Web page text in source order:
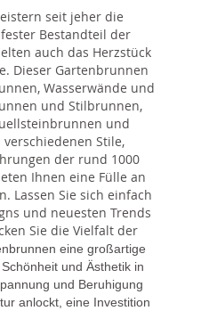
seit jeher die
Bestandteil der
auch das Herzstück
Dieser Gartenbrunnen
Wasserwände und
und Stilbrunnen,
und
Stile,
der rund 1000
Ihnen eine Fülle an
Lassen Sie sich einfach
und neuesten Trends
Sie die Vielfalt der
eine großartige
und Ästhetik in
und Beruhigung
anlockt, eine Investition